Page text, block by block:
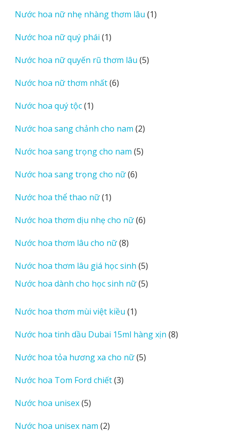
phẩm
Nước hoa nữ nhẹ nhàng thơm lâu 11
Nước hoa nữ quý phái 11
phẩm
Nước hoa nữ quyến rũ thơm lâu 55
Nước hoa nữ thơm nhất 66
Nước hoa quý tộc 11
phẩm
Nước hoa sang chảnh cho nam 22
phẩm
Nước hoa sang trọng cho nam 55
Nước hoa sang trọng cho nữ 66
Nước hoa thể thao nữ 11
phẩm
Nước hoa thơm dịu nhẹ cho nữ 66
Nước hoa thơm lâu cho nữ 88
phẩm
Nước hoa thơm lâu giá học sinh 55
sản
phẩm
Nước hoa dành cho học sinh nữ 55
Nước hoa thơm mùi việt kiều 11
phẩm
Nước hoa tinh dầu Dubai 15ml hàng xịn 88
Nước hoa tỏa hương xa cho nữ 55
Nước hoa Tom Ford chiết 33
Nước hoa unisex 55
phẩm
Nước hoa unisex nam 22